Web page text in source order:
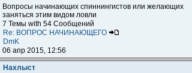
Вопросы начинающих спиннингистов или желающих
заняться этим видом ловли
7 Темы with 54 Сообщений
Re: ВОПРОС НАЧИНАЮЩЕГО
DmK
06 апр 2015, 12:56
Нахлыст